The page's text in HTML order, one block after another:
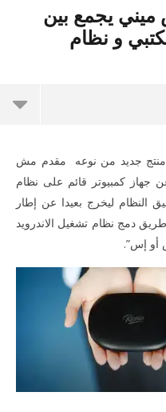
يجمع بين
و نظام
الكمبيوتر المكتبي و
منتج جديد من نوعه مقدم مش
جهاز كمبيوتر قائم على نظام
النظام ليخرج بعيدا عن إطار
دمج نظام تشغيل الاندرويد